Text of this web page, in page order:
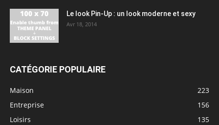
Le look Pin-Up : un look moderne et sexy
Avr 18, 2014
CATÉGORIE POPULAIRE
Maison
223
Entreprise
156
Loisirs
135